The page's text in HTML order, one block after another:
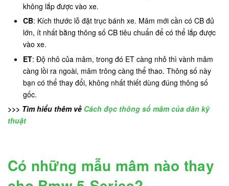
không lắp được vào xe.
CB: Kích thước lỗ đặt trục bánh xe. Mâm mới cần có CB đủ
lớn, ít nhất bằng thông số CB tiêu chuẩn để có thể lắp được
vào xe.
ET: Độ nhô của mâm, trong đó ET càng nhỏ thì vành mâm
càng lồi ra ngoài, mâm trông càng thể thao. Thông số này
bạn có thể thay đổi, không nhất thiết dùng đúng thông số
gốc.
>>> Tìm hiểu thêm về Cách đọc thông số mâm của dân kỹ
thuật
Có những mẫu mâm nào thay